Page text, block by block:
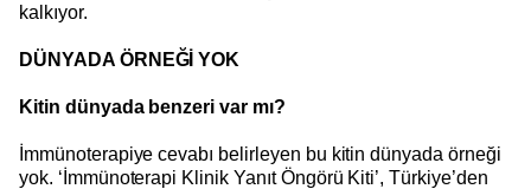
kalkıyor.
DÜNYADA ÖRNEĞİ YOK
Kitin dünyada benzeri var mı?
İmmünoterapiye cevabı belirleyen bu kitin dünyada örneği
yok. ‘İmmünoterapi Klinik Yanıt Öngörü Kiti’, Türkiye’den